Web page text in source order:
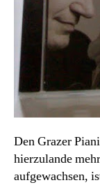
Den Grazer
hierzulande
aufgewachsen,